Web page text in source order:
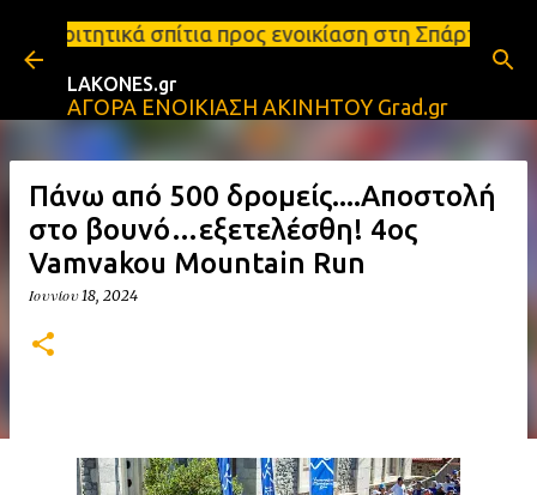
Μετάβαση στο κύριο περιεχόμενο
προς ενοικίαση στη Σπάρτη Ενοικιάσεις
LAKONES.gr
ΑΓΟΡΑ ΕΝΟΙΚΙΑΣΗ ΑΚΙΝΗΤΟΥ Grad.gr
Πάνω από 500 δρομείς....Αποστολή
στο βουνό…εξετελέσθη! 4ος
Vamvakou Mountain Run
Ιουνίου 18, 2024